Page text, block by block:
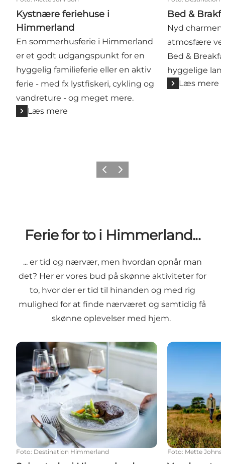
Kystnære feriehuse i
Himmerland
En sommerhusferie i Himmerland
er et godt udgangspunkt for en
hyggelig familieferie eller en aktiv
ferie - med fx lystfiskeri, cykling og
vandreture - og meget mere.
Læs mere
Bed &
Nyd
atmosfære
Bed &
hyggelige
Læs mere
Forrige billede
Næste billede
Ferie for to i Himmerland...
... er tid og nærvær, men hvordan opnår man
det? Her er vores bud på skønne aktiviteter for
to, hvor der er tid til hinanden og med rig
mulighed for at finde nærværet og samtidig få
skønne oplevelser med hjem.
Spisesteder i Himmerland
Foto: Destination Himmerland
Vandreruter i
Foto: Mette